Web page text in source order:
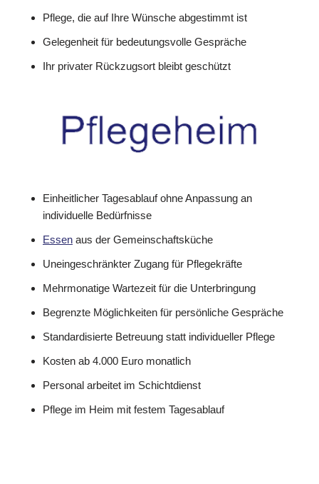
Pflege, die auf Ihre Wünsche abgestimmt ist
Gelegenheit für bedeutungsvolle Gespräche
Ihr privater Rückzugsort bleibt geschützt
Einheitlicher Tagesablauf ohne Anpassung an
individuelle Bedürfnisse
Essen aus der Gemeinschaftsküche
Uneingeschränkter Zugang für Pflegekräfte
Mehrmonatige Wartezeit für die Unterbringung
Begrenzte Möglichkeiten für persönliche Gespräche
Standardisierte Betreuung statt individueller Pflege
Kosten ab 4.000 Euro monatlich
Personal arbeitet im Schichtdienst
Pflege im Heim mit festem Tagesablauf